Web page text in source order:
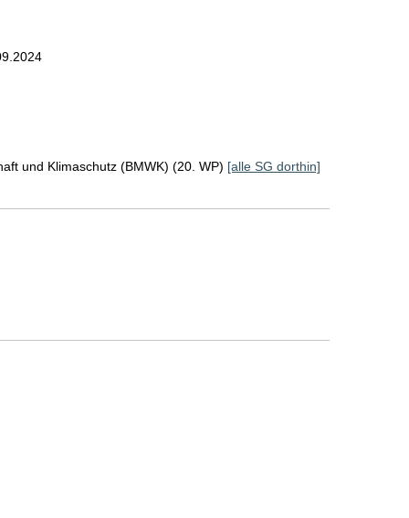
und Klimaschutz (BMWK) (20. WP) [alle SG dorthin]